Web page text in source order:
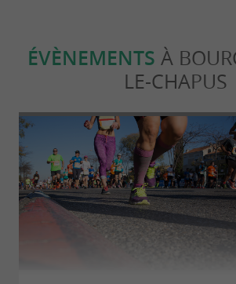
ÉVÈNEMENTS À
LE-CHAPUS